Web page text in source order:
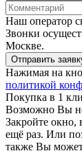
Наш оператор
Звонки
Москве.
Отправить
Нажимая на
политикой
Покупка в 1
Возможно Вы
Закройте окно,
ещё раз. Или
также Вы